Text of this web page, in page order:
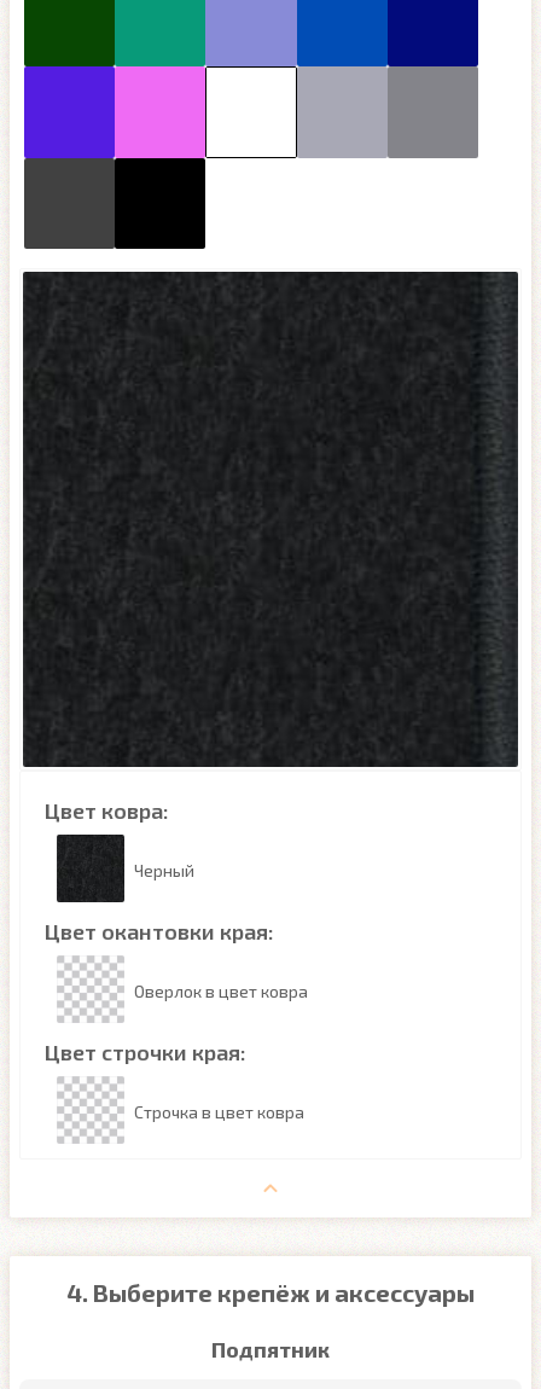
Цвет ковра:
Черный
Цвет окантовки края:
Оверлок в цвет ковра
Цвет строчки края:
Строчка в цвет ковра
4. Выберите крепёж и аксессуары
Подпятник